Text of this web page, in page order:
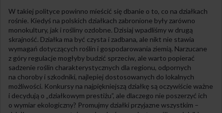
W takiej polityce powinno mieścić się dbanie o to, co na działkach
rośnie. Kiedyś na polskich działkach zabronione były zarówno
monokultury, jak i rośliny ozdobne. Dzisiaj wpadliśmy w drugą
skrajność. Działka ma być czysta i zadbana, ale nikt nie stawia
wymagań dotyczących roślin i gospodarowania ziemią. Narzucane
z góry regulacje mogłyby budzić sprzeciw, ale warto popierać
sadzenie roślin charakterystycznych dla regionu, odpornych
na choroby i szkodniki, najlepiej dostosowanych do lokalnych
możliwości. Konkursy na najpiękniejszą działkę są oczywiście ważne
i decydują o „działkowym prestiżu”, ale dlaczego nie poszerzyć ich
o wymiar ekologiczny? Promujmy działki przyjazne wszystkim –